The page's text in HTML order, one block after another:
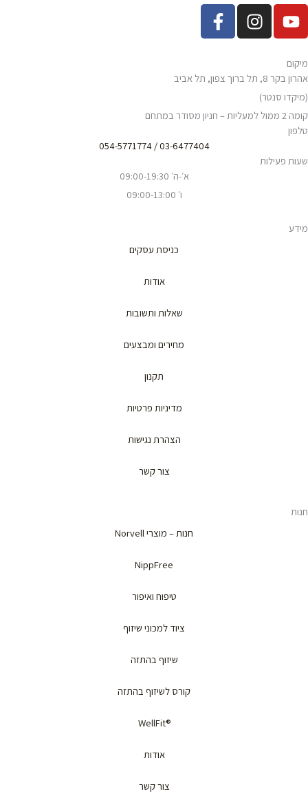
Y
o
t
u
b
e
I
n
a
r
F
a
b
o
מיקום
אהרון בקר 8, תל ברוך צפון, תל אביב
(מיקדו סנטר)
קומה 2 ממול למעליות – חניון מסודר במתחם
טלפון
03-6477404 / 054-5771774
שעות פעילות
א׳-ה׳ 09:00-19:30
ו׳ 09:00-13:00
מידע
כניסת עסקים
אודות
שאלות ותשובות
מחירים ומבצעים
תקנון
מדיניות פרטיות
הצהרת נגישות
צור קשר
חנות
חנות – מוצרי Norvell
NippFree
טיפוח ואיפור
ציוד למכוני שיזוף
שיזוף בהתזה
קורס לשיזוף בהתזה
®WellFit
אודות
צור קשר